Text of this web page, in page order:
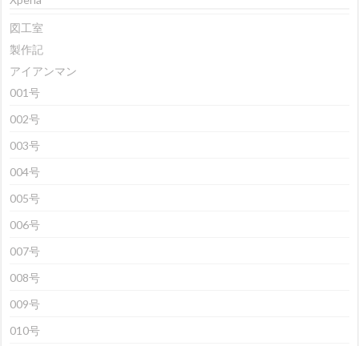
図工室
製作記
アイアンマン
001号
002号
003号
004号
005号
006号
007号
008号
009号
010号